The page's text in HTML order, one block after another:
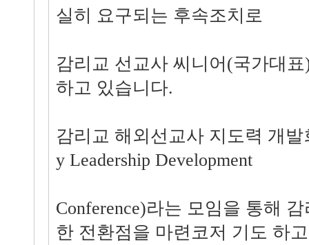
실히 요구되는 후속조치로
감리교 선교사 씨니어(국가대
하고 있습니다.
감리교 해외선교사 지도력 개발
y Leadership Development
Conference)라는 모임을 통해
한 전환점을 마련코저 기도 하고